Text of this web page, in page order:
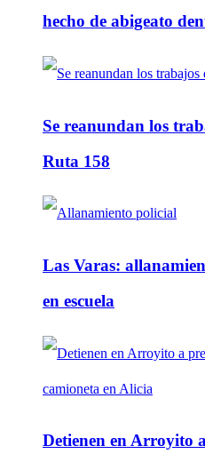
hecho de abigeato
Se reanundan los
Ruta 158
Las Varas:
en escuela
Detienen en Arroyito